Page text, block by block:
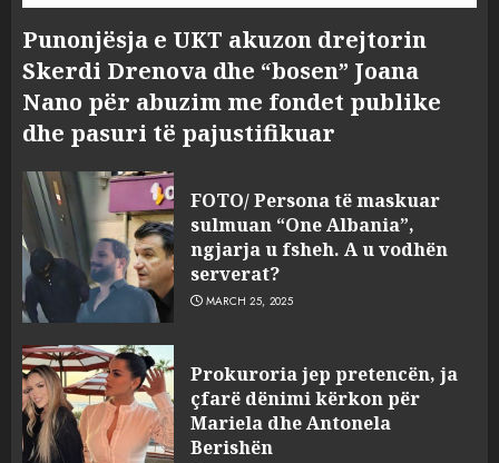
Punonjësja e UKT akuzon drejtorin
Skerdi Drenova dhe “bosen” Joana
Nano për abuzim me fondet publike
dhe pasuri të pajustifikuar
FOTO/ Persona të maskuar
sulmuan “One Albania”,
ngjarja u fsheh. A u vodhën
serverat?
MARCH 25, 2025
Prokuroria jep pretencën, ja
çfarë dënimi kërkon për
Mariela dhe Antonela
Berishën